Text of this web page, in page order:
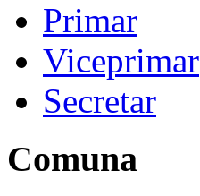
Primar
Viceprimar
Secretar
Comuna